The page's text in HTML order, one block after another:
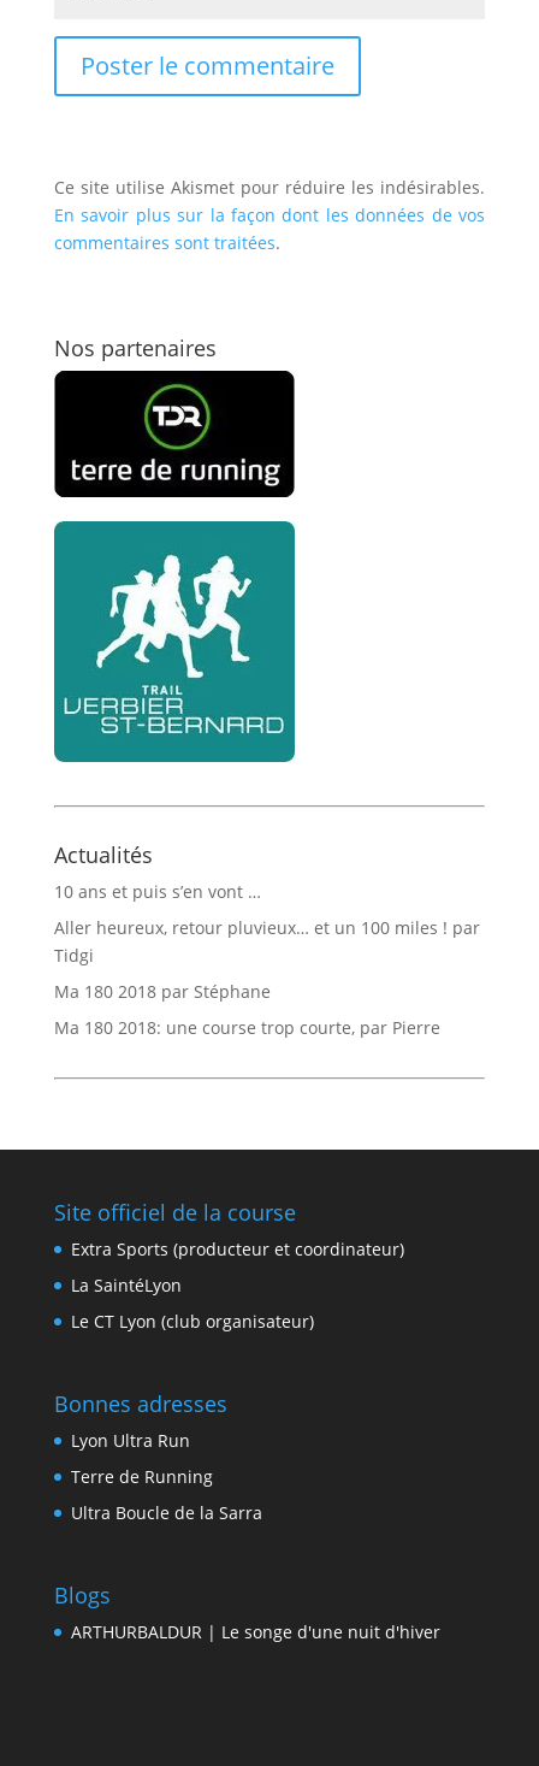
Ce site utilise Akismet pour réduire les indésirables.
En savoir plus sur la façon dont les données de vos
commentaires sont traitées.
Nos partenaires
Actualités
10 ans et puis s’en vont …
Aller heureux, retour pluvieux… et un 100 miles ! par
Tidgi
Ma 180 2018 par Stéphane
Ma 180 2018: une course trop courte, par Pierre
Site officiel de la course
Extra Sports (producteur et coordinateur)
La SaintéLyon
Le CT Lyon (club organisateur)
Bonnes adresses
Lyon Ultra Run
Terre de Running
Ultra Boucle de la Sarra
Blogs
ARTHURBALDUR | Le songe d'une nuit d'hiver